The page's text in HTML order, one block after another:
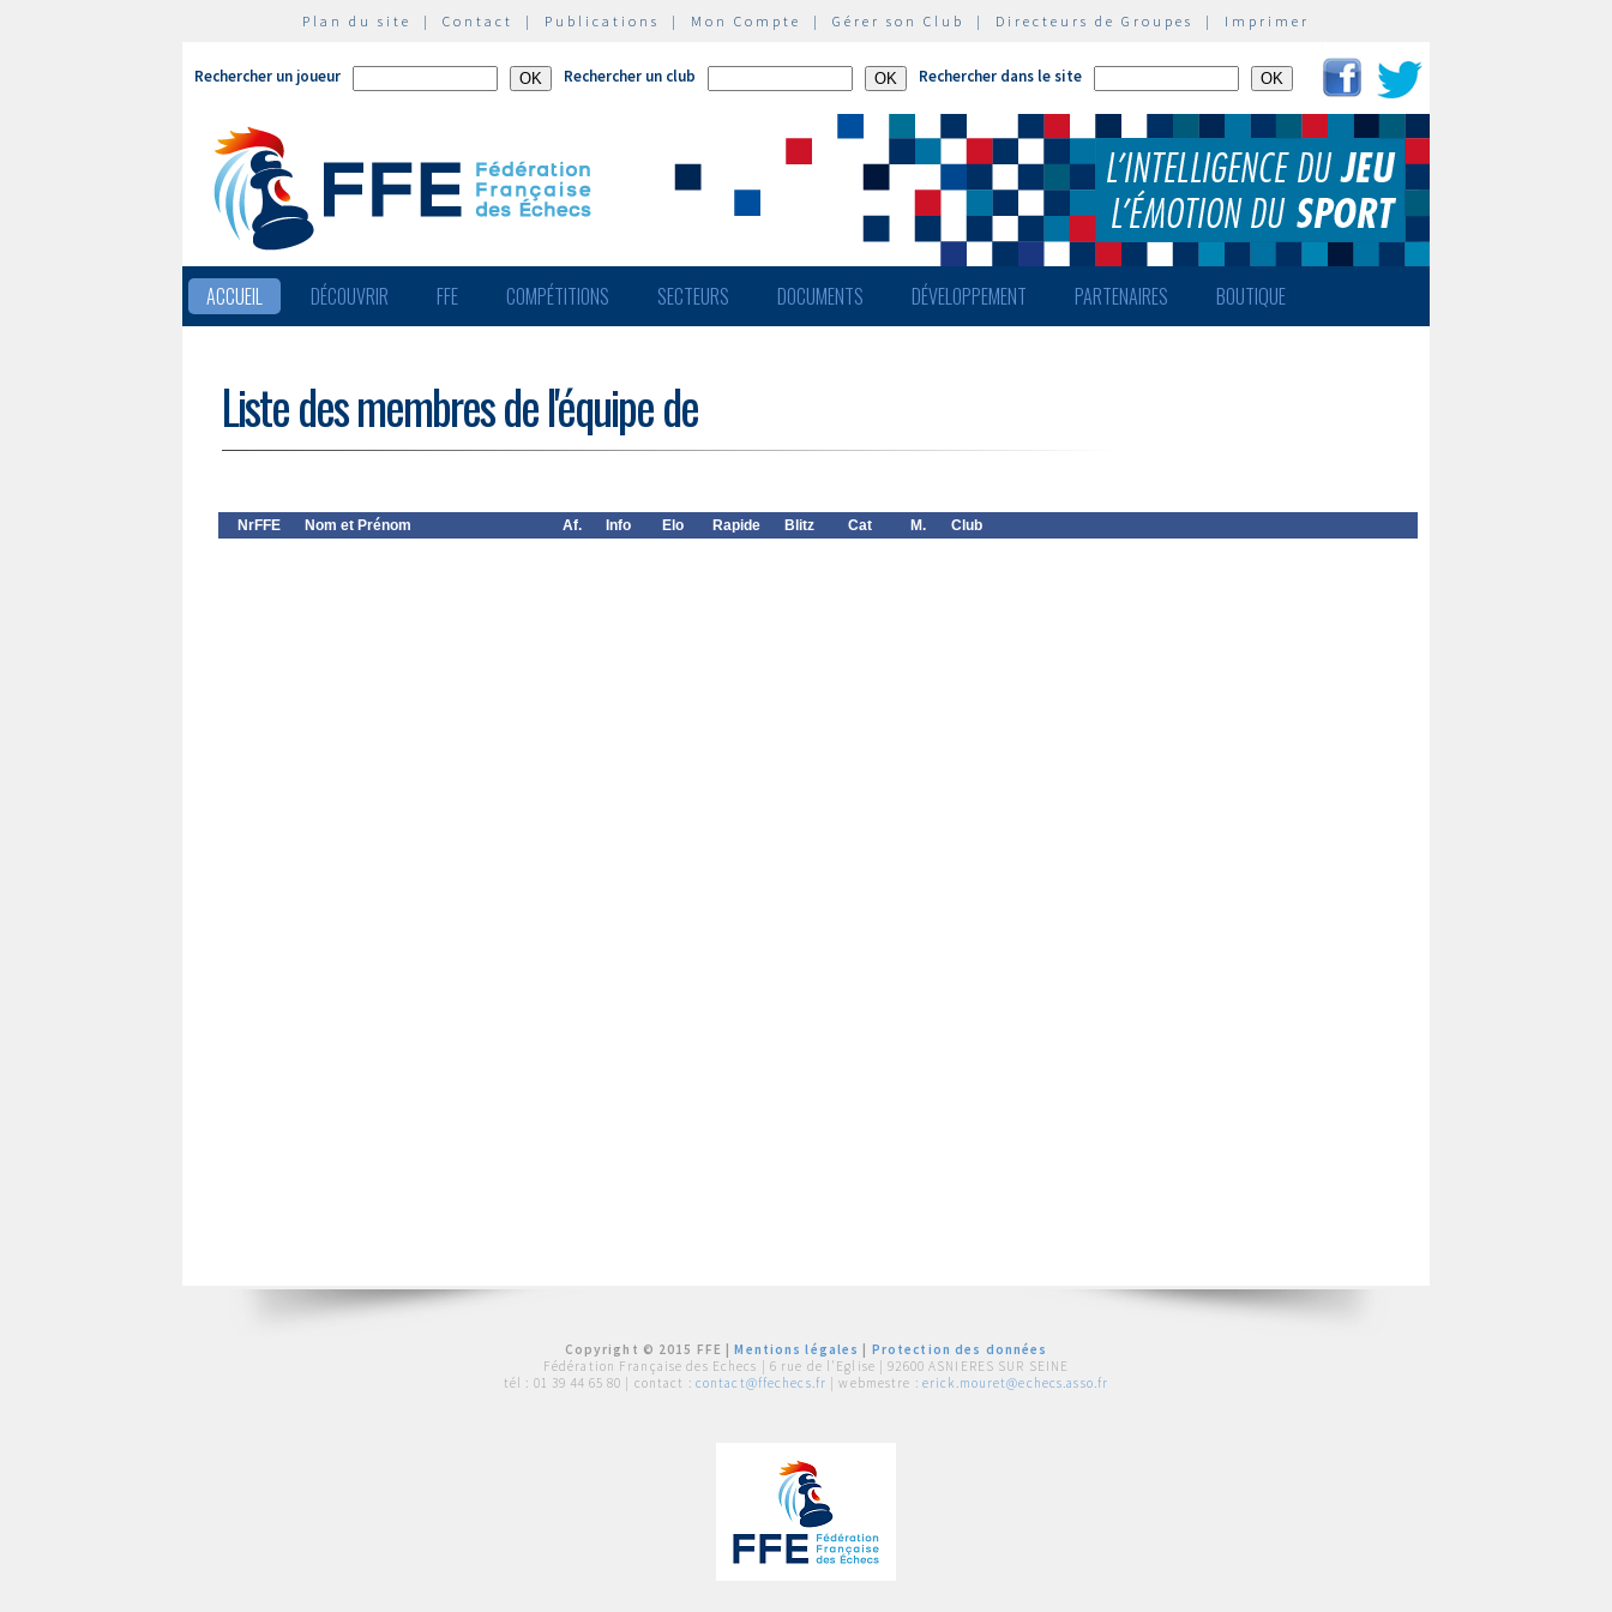
Plan du site | Contact | Publications | Mon Compte | Gérer son Club | Directeurs de Groupes | Imprimer
Rechercher un joueur Rechercher un club Rechercher dans le site
ACCUEIL DÉCOUVRIR FFE COMPÉTITIONS SECTEURS DOCUMENTS DÉVELOPPEMENT PARTENAIRES BOUTIQUE
Liste des membres de l'équipe de
NrFFE Nom et Prénom Af. Info Elo Rapide Blitz Cat M. Club
Copyright © 2015 FFE |Mentions légales
Protection des données
Fédération Française des Echecs | 6 rue de l'Eglise | 92600 ASNIERES SUR SEINE
tél : 01 39 44 65 80 | contact : contact@ffechecs.fr | webmestre : erick.mouret@echecs.asso.fr